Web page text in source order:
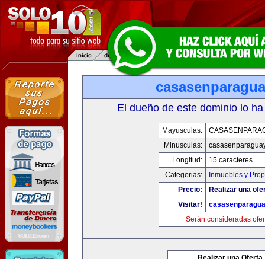
El dueño de este dominio lo
Mayusculas:
Minusculas:
Longitud:
15 caracteres
Categorias:
Inmuebles y
Precio:
Realizar una
Visitar!
Serán consideradas